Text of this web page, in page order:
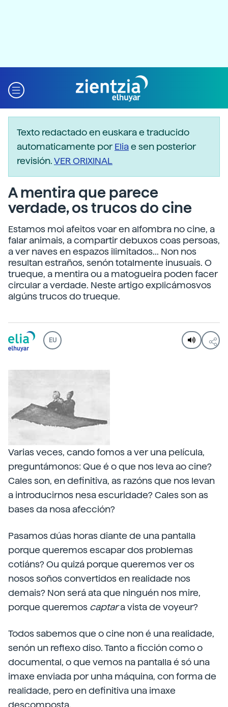
Texto redactado en euskara e traducido
automaticamente porEliae sen posterior
revisión.VER ORIXINAL
A mentira que parece
verdade, os trucos do cine
Estamos moi afeitos voar en alfombra no cine, a
falar animais, a compartir debuxos coas persoas,
a ver naves en espazos ilimitados... Non nos
resultan estraños, senón totalmente inusuais. O
trueque, a mentira ou a matogueira poden facer
circular a verdade. Neste artigo explicámosvos
algúns trucos do trueque.
EU
Varias veces, cando fomos a ver una película,
preguntámonos: Que é o que nos leva ao cine?
Cales son, en definitiva, as razóns que nos levan
a introducirnos nesa escuridade? Cales son as
bases da nosa afección?
Pasamos dúas horas diante de una pantalla
porque queremos escapar dos problemas
cotiáns? Ou quizá porque queremos ver os
nosos soños convertidos en realidade nos
demais? Non será ata que ninguén nos mire,
porque queremos captara vista de voyeur?
Todos sabemos que o cine non é una realidade,
senón un reflexo diso. Tanto a ficción como o
documental, o que vemos na pantalla é só una
imaxe enviada por unha máquina, con forma de
realidade, pero en definitiva una imaxe
descomposta.